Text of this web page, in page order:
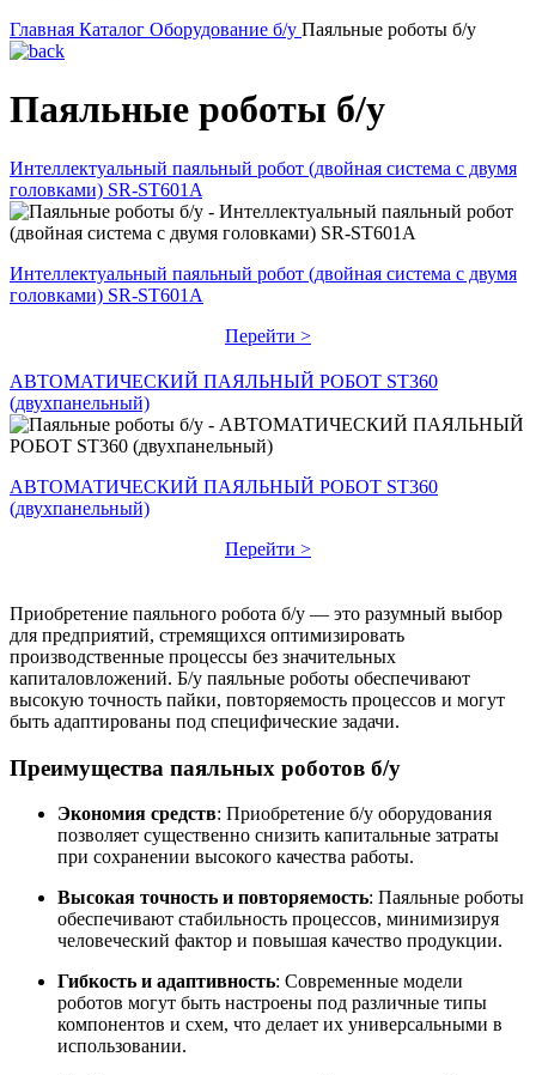
Главная Каталог Оборудование б/у Паяльные роботы б/у
Паяльные роботы б/у
Интеллектуальный паяльный робот (двойная система с двумя
головками) SR-ST601A
Интеллектуальный паяльный робот (двойная система с двумя
головками) SR-ST601A
Перейти >
АВТОМАТИЧЕСКИЙ ПАЯЛЬНЫЙ РОБОТ ST360
(двухпанельный)
АВТОМАТИЧЕСКИЙ ПАЯЛЬНЫЙ РОБОТ ST360
(двухпанельный)
Перейти >
Приобретение паяльного робота б/у — это разумный выбор
для предприятий, стремящихся оптимизировать
производственные процессы без значительных
капиталовложений. Б/у паяльные роботы обеспечивают
высокую точность пайки, повторяемость процессов и могут
быть адаптированы под специфические задачи.
Преимущества паяльных роботов б/у
Экономия средств: Приобретение б/у оборудования
позволяет существенно снизить капитальные затраты
при сохранении высокого качества работы.
Высокая точность и повторяемость: Паяльные роботы
обеспечивают стабильность процессов, минимизируя
человеческий фактор и повышая качество продукции.
Гибкость и адаптивность: Современные модели
роботов могут быть настроены под различные типы
компонентов и схем, что делает их универсальными в
использовании.